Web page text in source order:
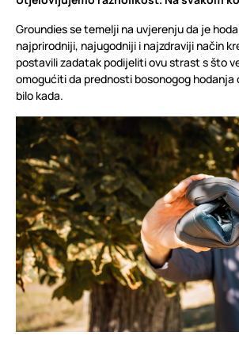
Groundies se temelji na uvjerenju da je
najprirodniji, najugodniji i najzdraviji način
postavili zadatak podijeliti ovu strast s što
omogućiti da prednosti bosonogog hodanja
bilo kada.